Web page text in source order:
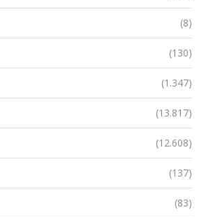
(8)
(130)
(1.347)
(13.817)
(12.608)
(137)
(83)